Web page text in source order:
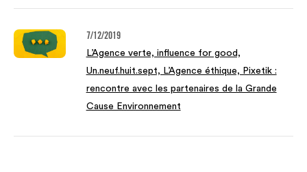
7/12/2019
L’Agence verte, influence for good,
Un.neuf.huit.sept, L’Agence éthique, Pixetik :
rencontre avec les partenaires de la Grande
Cause Environnement